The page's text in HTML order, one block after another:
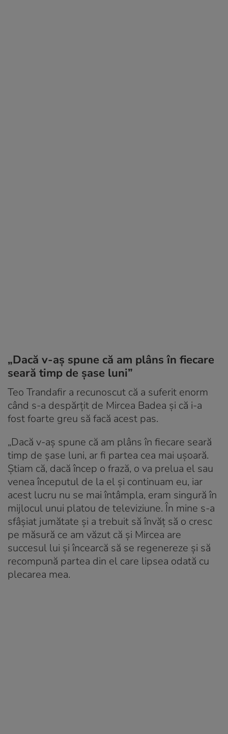
„Dacă v-aș spune că am plâns în fiecare
seară timp de șase luni”
Teo Trandafir a recunoscut că a suferit enorm
când s-a despărțit de Mircea Badea și că i-a
fost foarte greu să facă acest pas.
„Dacă v-aș spune că am plâns în fiecare seară
timp de șase luni, ar fi partea cea mai ușoară.
Știam că, dacă încep o frază, o va prelua el sau
venea începutul de la el și continuam eu, iar
acest lucru nu se mai întâmpla, eram singură în
mijlocul unui platou de televiziune. În mine s-a
sfâșiat jumătate și a trebuit să învăț să o cresc
pe măsură ce am văzut că și Mircea are
succesul lui și încearcă să se regenereze și să
recompună partea din el care lipsea odată cu
plecarea mea.